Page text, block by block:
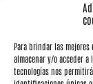
Para brindar las mejores
almacenar y/o acceder
tecnologías nos